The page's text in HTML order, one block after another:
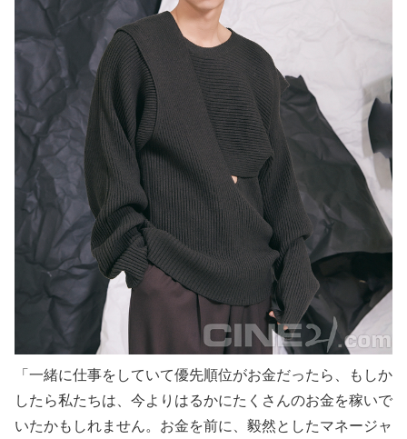
「一緒に仕事をしていて優先順位がお金だったら、もしか
したら私たちは、今よりはるかにたくさんのお金を稼いで
いたかもしれません。お金を前に、毅然としたマネージャ